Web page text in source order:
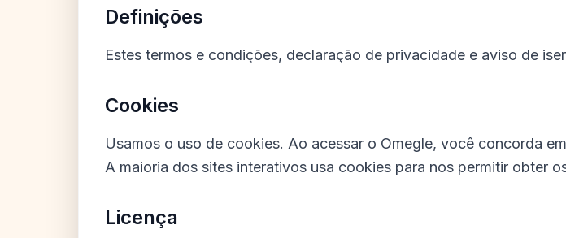
Definições
Estes termos e condições, declaração de privacidade e aviso de
Cookies
Usamos o uso de cookies. Ao acessar o Omegle, você concorda
A maioria dos sites interativos usa cookies para nos permitir obter
Licença